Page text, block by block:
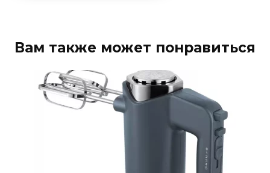
Вам также может понравиться